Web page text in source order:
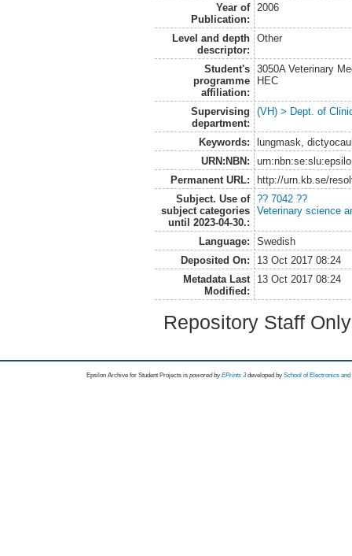
Year of
Publication:
2006
Level and depth
descriptor:
Other
Student's
programme
affiliation:
3050A Veterinary
HEC
Supervising
department:
(VH) > Dept. of
Keywords:
lungmask,
URN:NBN:
Permanent URL:
http://urn.kb.se/
Subject. Use of
subject categories
until 2023-04-30.:
?? 7042 ??
Veterinary science
Language:
Swedish
Deposited On:
13 Oct 2017 08:24
Metadata Last
Modified:
13 Oct 2017 08:24
Repository Staff
Epsilon Archive for Student Projects is powored byEPrints 3 developed by School of Electronics